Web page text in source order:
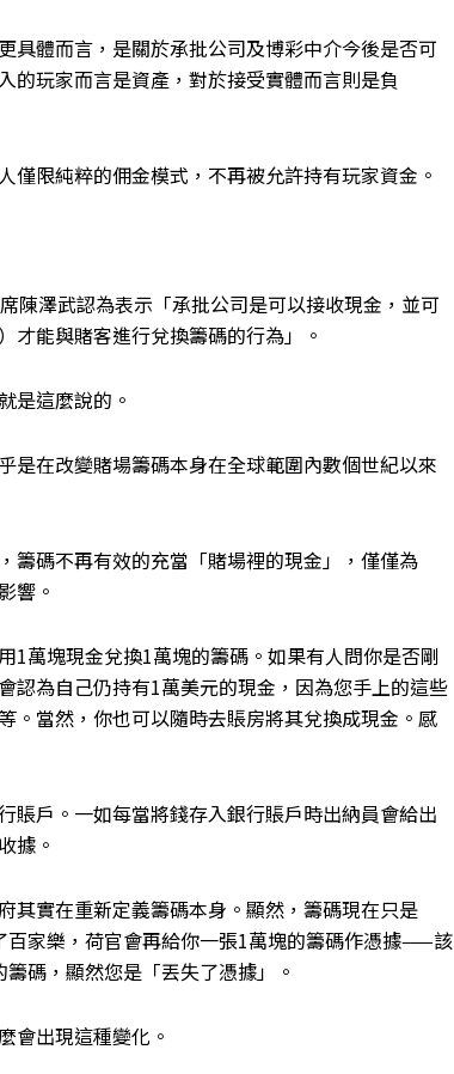
具體而言，是關於承批公司及博彩中介今後是否可
的玩家而言是資產，對於接受實體而言則是負
限純粹的佣金模式，不再被允許持有玩家資金。
陳澤武認為表示「承批公司是可以接收現金，並可
才能與賭客進行兌換籌碼的行為」。
是這麼說的。
是在改變賭場籌碼本身在全球範圍內數個世紀以來
籌碼不再有效的充當「賭場裡的現金」，僅僅為
響。
1萬塊現金兌換1萬塊的籌碼。如果有人問你是否剛
認為自己仍持有1萬美元的現金，因為您手上的這些
。當然，你也可以隨時去賬房將其兌換成現金。感
賬戶。一如每當將錢存入銀行賬戶時出納員會給出
據。
其實在重新定義籌碼本身。顯然，籌碼現在只是
百家樂，荷官會再給你一張1萬塊的籌碼作憑據——該
碼，顯然您是「丟失了憑據」。
會出現這種變化。